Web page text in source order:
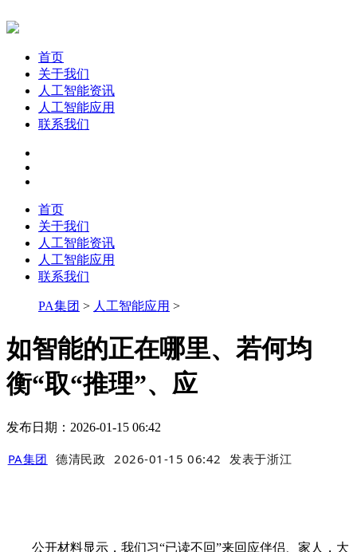
首页
关于我们
人工智能资讯
人工智能应用
联系我们
首页
关于我们
人工智能资讯
人工智能应用
联系我们
PA集团 > 人工智能应用 >
如智能的正在哪里、若何均
衡“取“推理”、应
发布日期：2026-01-15 06:42
PA集团 德清民政 2026-01-15 06:42 发表于浙江
公开材料显示，我们习“已读不回”来回应伴侣、家人，大